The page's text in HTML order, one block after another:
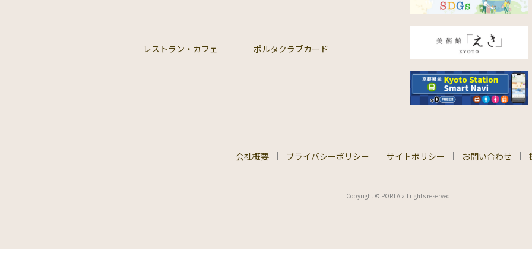
レストラン・カフェ ポルタクラブカード
会社概要 プライバシーポリシー サイトポリシー お問い合わせ
Copyright © PORTA all rights reserved.